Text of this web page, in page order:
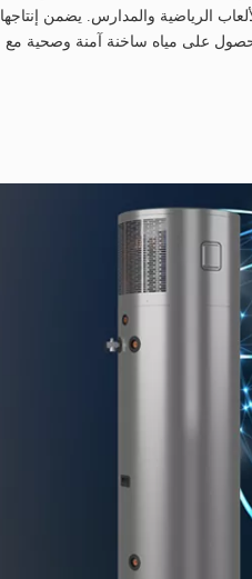
الرياضية والمدارس. يضمن إنتاجها
على مياه ساخنة آمنة وصحية مع